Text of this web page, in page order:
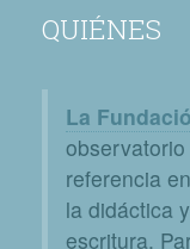
QUIÉNES
La
referencia
la didáctica
escritura.